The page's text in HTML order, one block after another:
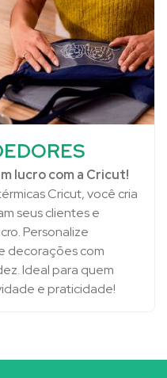
lucro com a Cricut!
Cricut, você cria
seus clientes e
Personalize
decorações com
Ideal para quem
e praticidade!